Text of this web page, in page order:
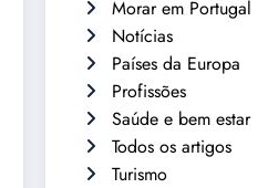
Morar em Portugal
Notícias
Países da Europa
Profissões
Saúde e bem estar
Todos os artigos
Turismo